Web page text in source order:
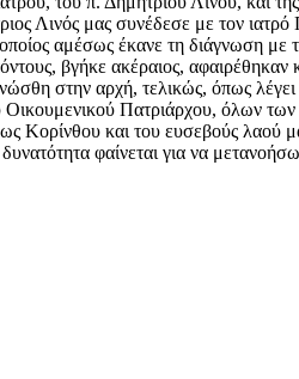
μας συνέδεσε με τον ιατρό
αμέσως έκανε τη διάγνωση με
βγήκε ακέραιος,
στην αρχή, τελικώς, όπως
Πατριάρχου, όλων
και του ευσεβούς λαού
φαίνεται για να